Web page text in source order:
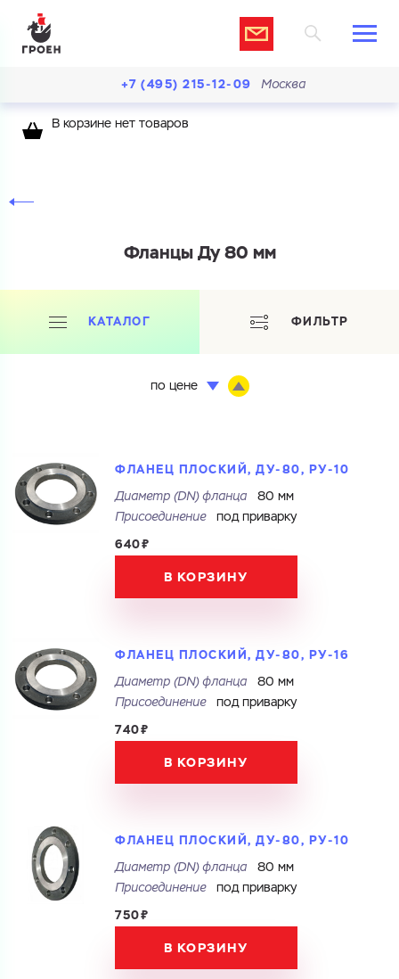
Ваш запрос
Перечислите товары, которые вас интересуют
получить. Мы свяжемся с вами в ближайшее время.
+7 (495) 215-12-09 Москва
В корзине нет товаров
Фланцы Ду 80 мм
КАТАЛОГ
по цене
ФИЛЬТР
ФЛАНЕЦ ПЛОСКИЙ, ДУ-80, РУ-10
Диаметр (DN) фланца
80 мм
Присоединение
под приварку
640₽
В КОРЗИНУ
ФЛАНЕЦ ПЛОСКИЙ, ДУ-80, РУ-16
Диаметр (DN) фланца
80 мм
Присоединение
под приварку
740₽
В КОРЗИНУ
ФЛАНЕЦ ПЛОСКИЙ, ДУ-80, РУ-10
Диаметр (DN) фланца
80 мм
Присоединение
под приварку
750₽
В КОРЗИНУ